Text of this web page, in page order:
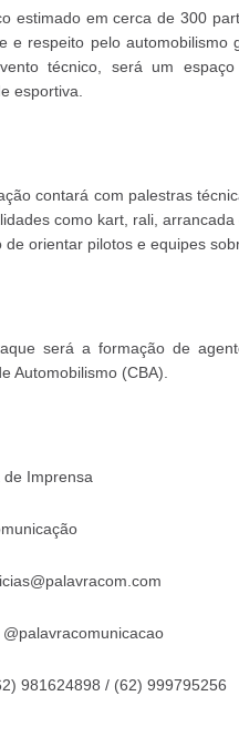
estimado em cerca de 300
e respeito pelo
técnico, será um
esportiva.
contará com palestras
como kart, rali,
de orientar pilotos e equipes
será a formação de
Automobilismo (CBA).
de Imprensa
981624898 / (62) 999795256